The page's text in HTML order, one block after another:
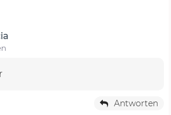
Antworten